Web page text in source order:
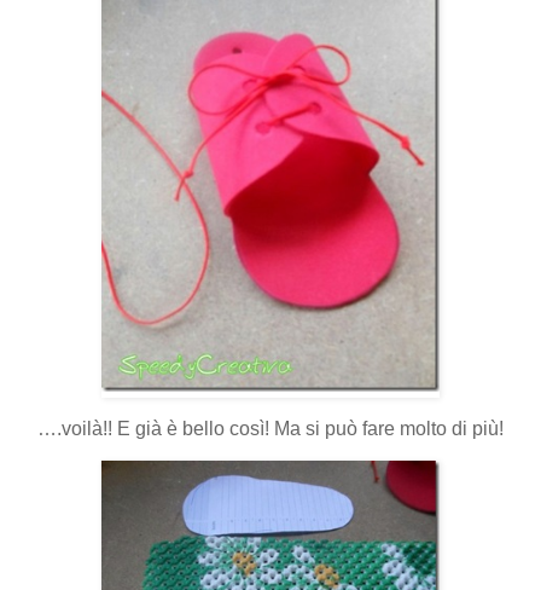
….voilà!! E già è bello così! Ma si può fare molto di più!